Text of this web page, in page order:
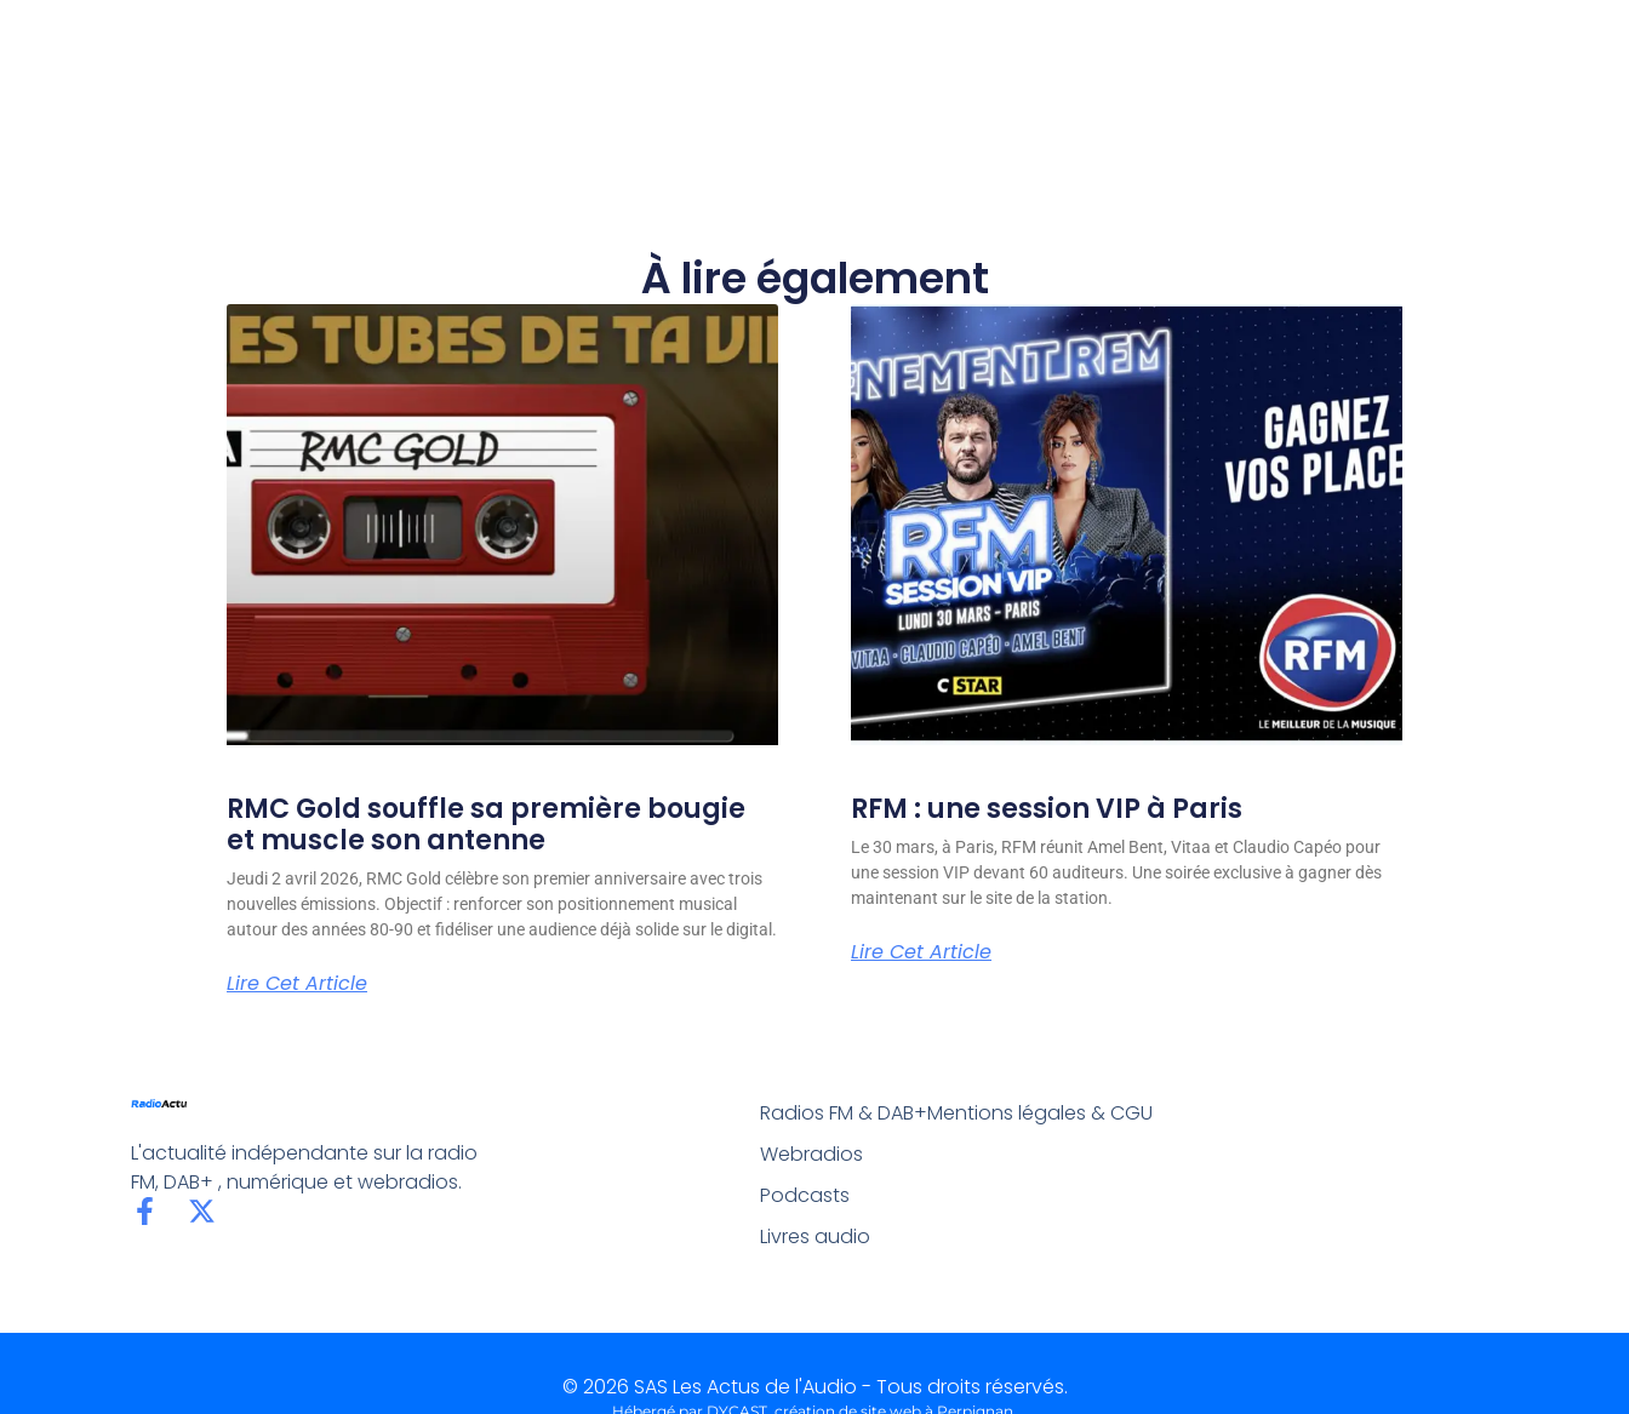
À lire également
RMC Gold souffle sa première bougie
et muscle son antenne
Jeudi 2 avril 2026, RMC Gold célèbre son premier anniversaire avec trois
nouvelles émissions. Objectif : renforcer son positionnement musical
autour des années 80-90 et fidéliser une audience déjà solide sur le digital.
Lire Cet Article
RFM : une session VIP à Paris
Le 30 mars, à Paris, RFM réunit Amel Bent, Vitaa et Claudio Capéo pour
une session VIP devant 60 auditeurs. Une soirée exclusive à gagner dès
maintenant sur le site de la station.
Lire Cet Article
L'actualité indépendante sur la radio
FM, DAB+ , numérique et webradios.
Radios FM & DAB+
Webradios
Podcasts
Livres audio
Mentions légales & CGU
© 2026 SAS Les Actus de l'Audio - Tous droits réservés.